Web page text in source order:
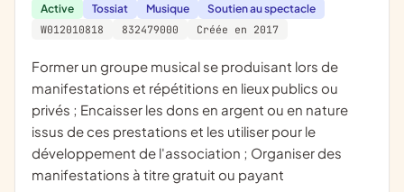
Active Tossiat Musique
Soutien au spectacle
W012010818
832479000 Créée en 2017
former un groupe musical se produisant lors de
manifestations et répétitions en lieux publics ou
privés ; Encaisser les dons en argent ou en nature
issus de ces prestations et les utiliser pour le
développement de l'association ; Organiser des
manifestations à titre gratuit ou payant